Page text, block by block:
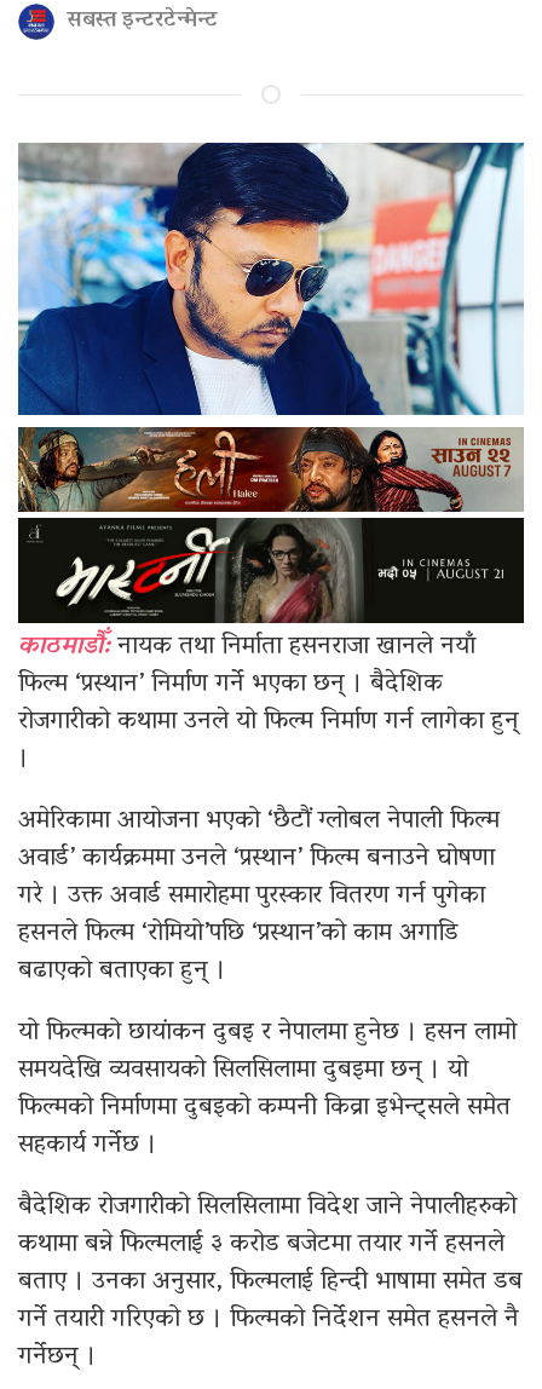
सबस्त इन्टरटेन्मेन्ट
काठमाडौँ:नायक तथा निर्माता हसनराजा खानले नयाँ
फिल्म ‘प्रस्थान’ निर्माण गर्ने भएका छन् । बैदेशिक
रोजगारीको कथामा उनले यो फिल्म निर्माण गर्न लागेका हुन्
।
अमेरिकामा आयोजना भएको ‘छैटौं ग्लोबल नेपाली फिल्म
अवार्ड’ कार्यक्रममा उनले ‘प्रस्थान’ फिल्म बनाउने घोषणा
गरे । उक्त अवार्ड समारोहमा पुरस्कार वितरण गर्न पुगेका
हसनले फिल्म ‘रोमियो’पछि ‘प्रस्थान’को काम अगाडि
बढाएको बताएका हुन् ।
यो फिल्मको छायांकन दुबइ र नेपालमा हुनेछ । हसन लामो
समयदेखि व्यवसायको सिलसिलामा दुबइमा छन् । यो
फिल्मको निर्माणमा दुबइको कम्पनी किव्रा इभेन्ट्सले समेत
सहकार्य गर्नेछ ।
बैदेशिक रोजगारीको सिलसिलामा विदेश जाने नेपालीहरुको
कथामा बन्ने फिल्मलाई ३ करोड बजेटमा तयार गर्ने हसनले
बताए । उनका अनुसार, फिल्मलाई हिन्दी भाषामा समेत डब
गर्ने तयारी गरिएको छ । फिल्मको निर्देशन समेत हसनले नै
गर्नेछन् ।